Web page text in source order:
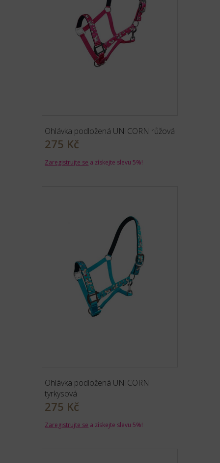
Ohlávka podložená UNICORN růžová
275 Kč
Zaregistrujte se a získejte slevu 5%!
Ohlávka podložená UNICORN
tyrkysová
275 Kč
Zaregistrujte se a získejte slevu 5%!